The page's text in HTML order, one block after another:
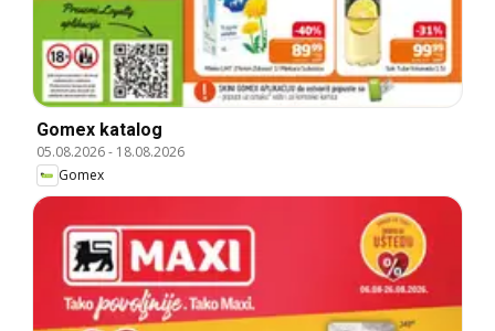
Gomex katalog
05.08.2026- 18.08.2026
Gomex